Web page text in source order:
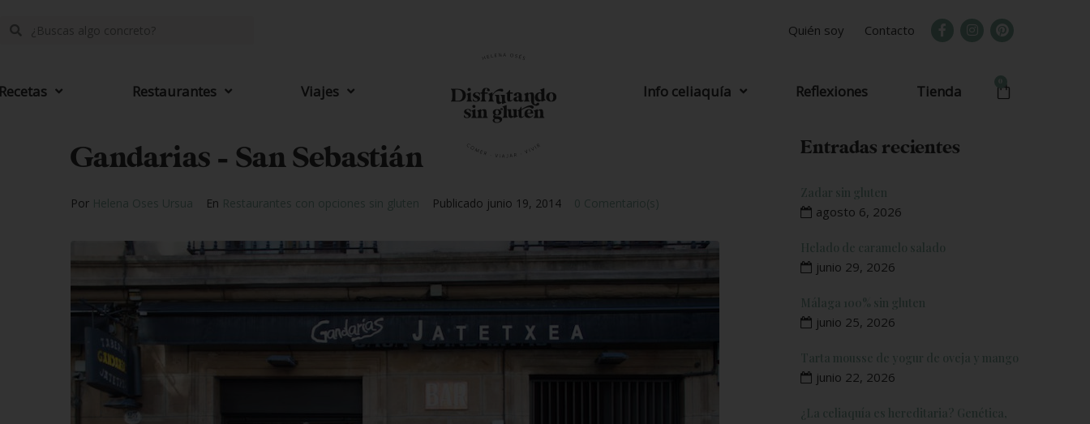
Quién soy Contacto
Restaurantes Viajes Info celiaquía Reflexiones Tienda
Gandarias – San Sebastián
Por Helena Oses Ursua En Restaurantes con opciones sin gluten Publicado junio 19, 2014 0 Comentario(s)
Entradas recientes
Zadar sin gluten
agosto 6, 2026
Helado de caramelo salado
junio 29, 2026
Málaga 100% sin gluten
junio 25, 2026
Tarta mousse de yogur de oveja y mango
junio 22, 2026
¿La celiaquía es hereditaria? Genética,